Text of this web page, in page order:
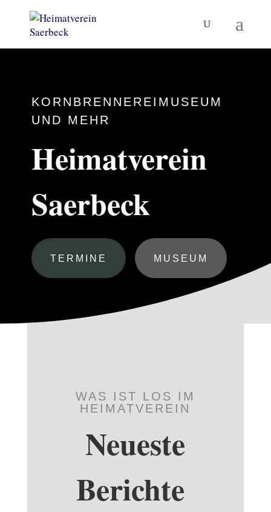
KORNBRENNEREIMUSEUM
UND MEHR
Heimatverein
Saerbeck
TERMINE MUSEUM
WAS IST LOS IM
HEIMATVEREIN
Neueste
Berichte